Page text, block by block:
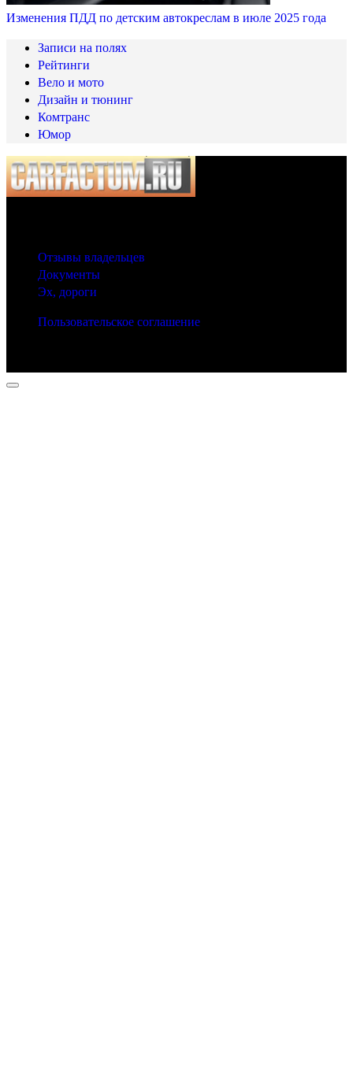
Изменения ПДД по детским автокреслам в июле 2025 года
Записи на полях
Рейтинги
Вело и мото
Дизайн и тюнинг
Комтранс
Юмор
Отзывы владельцев
Документы
Эх, дороги
Пользовательское соглашение